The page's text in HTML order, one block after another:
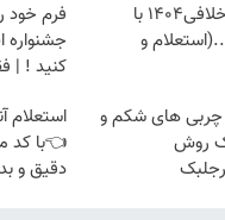
دریافت خلافی۱۴۰۴ با
و
فرم خود
جشنواره
کنید ! | فقط ۲۵
چربی های شکم و
روش
استعلام
👈با کد
دقیق و